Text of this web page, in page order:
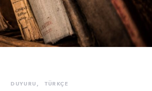
DUYURU TÜRKÇE